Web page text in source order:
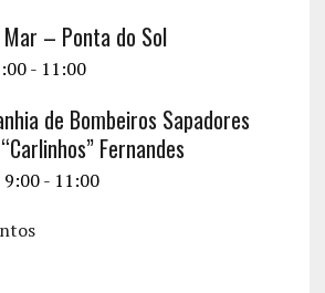
– Ponta do Sol
- 11:00
de Bombeiros Sapadores
Fernandes
- 11:00